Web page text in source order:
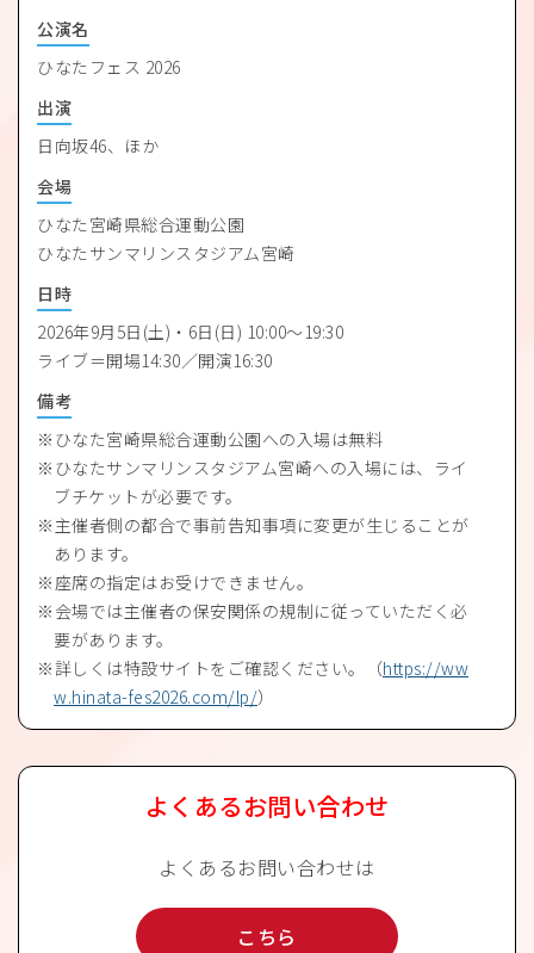
公演名
ひなたフェス 2026
出演
日向坂46、ほか
会場
ひなた宮崎県総合運動公園
ひなたサンマリンスタジアム宮崎
日時
2026年9月5日(土)・6日(日) 10:00～19:30
ライブ＝開場14:30／開演16:30
備考
ひなた宮崎県総合運動公園への入場は無料
ひなたサンマリンスタジアム宮崎への入場には、ライ
ブチケットが必要です。
主催者側の都合で事前告知事項に変更が生じることが
あります。
座席の指定はお受けできません。
会場では主催者の保安関係の規制に従っていただく必
要があります。
詳しくは特設サイトをご確認ください。（https://ww
w.hinata-fes2026.com/lp/）
よくあるお問い合わせ
よくあるお問い合わせは
こちら